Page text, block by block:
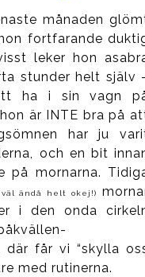
månaden
fortfarande
leker hon
stunder helt själv
ha i sin vagn
är INTE bra på
har ju
och en bit
på mornarna.
ändå helt okej!)
i den onda
där får vi “skylla
med rutinerna.